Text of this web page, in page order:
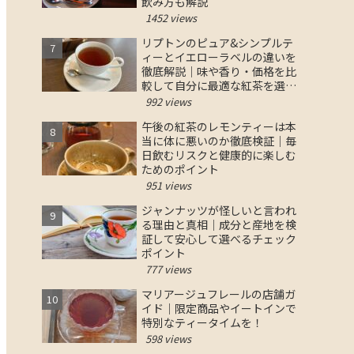
1452 views
リプトンのピュア&シンプルテ
ィーとイエローラベルの違いを
徹底解説｜味や香り・価格を比
較して自分に最適な紅茶を選ぶ
コツ
992 views
午後の紅茶のレモンティーは本
当に体に悪いのか徹底検証｜毎
日飲むリスクと健康的に楽しむ
ためのポイント
951 views
ジャンナッツが怪しいと言われ
る理由と真相｜成分と産地を検
証して安心して選べるチェック
ポイント
777 views
マリアージュフレールの店舗ガ
イド｜限定商品やイートインで
特別なティータイムを！
598 views